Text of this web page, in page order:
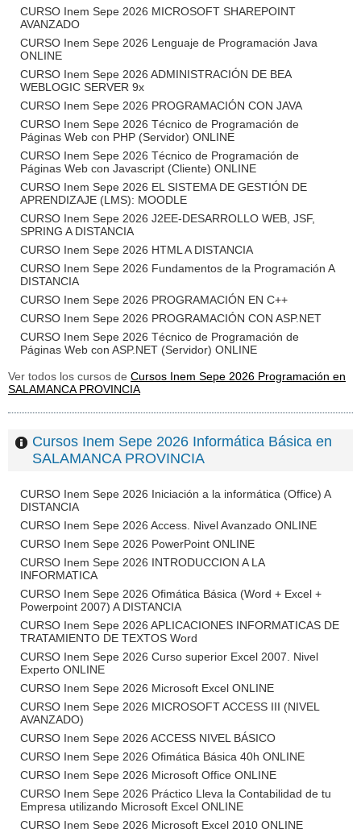
CURSO Inem Sepe 2026 MICROSOFT SHAREPOINT
AVANZADO
CURSO Inem Sepe 2026 Lenguaje de Programación Java
ONLINE
CURSO Inem Sepe 2026 ADMINISTRACIÓN DE BEA
WEBLOGIC SERVER 9x
CURSO Inem Sepe 2026 PROGRAMACIÓN CON JAVA
CURSO Inem Sepe 2026 Técnico de Programación de
Páginas Web con PHP (Servidor) ONLINE
CURSO Inem Sepe 2026 Técnico de Programación de
Páginas Web con Javascript (Cliente) ONLINE
CURSO Inem Sepe 2026 EL SISTEMA DE GESTIÓN DE
APRENDIZAJE (LMS): MOODLE
CURSO Inem Sepe 2026 J2EE-DESARROLLO WEB, JSF,
SPRING A DISTANCIA
CURSO Inem Sepe 2026 HTML A DISTANCIA
CURSO Inem Sepe 2026 Fundamentos de la Programación A
DISTANCIA
CURSO Inem Sepe 2026 PROGRAMACIÓN EN C++
CURSO Inem Sepe 2026 PROGRAMACIÓN CON ASP.NET
CURSO Inem Sepe 2026 Técnico de Programación de
Páginas Web con ASP.NET (Servidor) ONLINE
Ver todos los cursos de Cursos Inem Sepe 2026 Programación en
SALAMANCA PROVINCIA
Cursos Inem Sepe 2026 Informática Básica en
SALAMANCA PROVINCIA
CURSO Inem Sepe 2026 Iniciación a la informática (Office) A
DISTANCIA
CURSO Inem Sepe 2026 Access. Nivel Avanzado ONLINE
CURSO Inem Sepe 2026 PowerPoint ONLINE
CURSO Inem Sepe 2026 INTRODUCCION A LA
INFORMATICA
CURSO Inem Sepe 2026 Ofimática Básica (Word + Excel +
Powerpoint 2007) A DISTANCIA
CURSO Inem Sepe 2026 APLICACIONES INFORMATICAS DE
TRATAMIENTO DE TEXTOS Word
CURSO Inem Sepe 2026 Curso superior Excel 2007. Nivel
Experto ONLINE
CURSO Inem Sepe 2026 Microsoft Excel ONLINE
CURSO Inem Sepe 2026 MICROSOFT ACCESS III (NIVEL
AVANZADO)
CURSO Inem Sepe 2026 ACCESS NIVEL BÁSICO
CURSO Inem Sepe 2026 Ofimática Básica 40h ONLINE
CURSO Inem Sepe 2026 Microsoft Office ONLINE
CURSO Inem Sepe 2026 Práctico Lleva la Contabilidad de tu
Empresa utilizando Microsoft Excel ONLINE
CURSO Inem Sepe 2026 Microsoft Excel 2010 ONLINE